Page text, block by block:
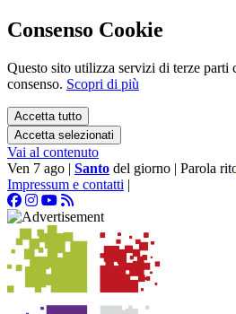
Consenso Cookie
Questo sito utilizza servizi di terze parti
consenso. Scopri di più
Accetta tutto
Accetta selezionati
Vai al contenuto
Ven 7 ago | Santo del giorno | Parola
Impressum e contatti |